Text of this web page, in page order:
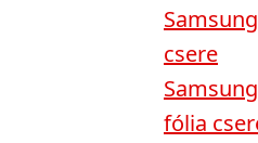
csere
fólia